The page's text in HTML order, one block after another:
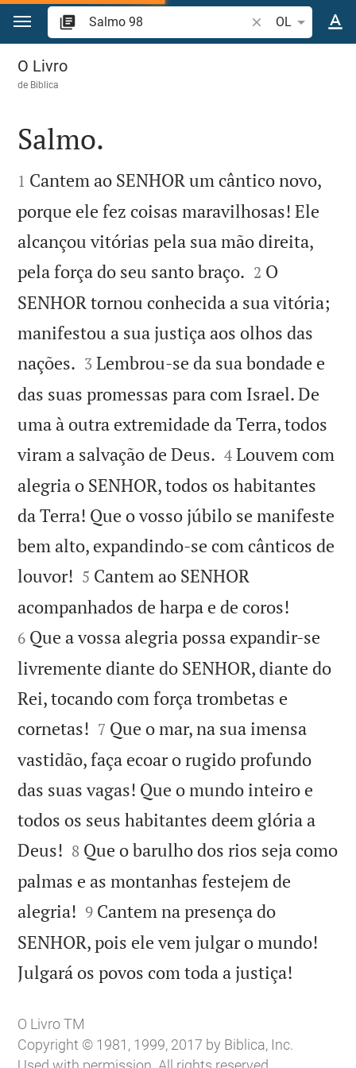
Ir para o conteúdo
Pesquise
OL
Salmo 98
O Livro
de Biblica

Salmo.

1 Cantem ao SENHOR um cântico novo,
porque ele fez coisas maravilhosas! Ele
alcançou vitórias pela sua mão direita,
pela força do seu santo braço. 

2 O
SENHOR tornou conhecida a sua vitória;
manifestou a sua justiça aos olhos das
nações. 

3 Lembrou-se da sua bondade e
das suas promessas para com Israel. De
uma à outra extremidade da Terra, todos
viram a salvação de Deus. 

4 Louvem com
alegria o SENHOR, todos os habitantes
da Terra! Que o vosso júbilo se manifeste
bem alto, expandindo-se com cânticos de
louvor! 

5 Cantem ao SENHOR
acompanhados de harpa e de coros!
6 Que a vossa alegria possa expandir-se
livremente diante do SENHOR, diante do
Rei, tocando com força trombetas e
cornetas! 

7 Que o mar, na sua imensa
vastidão, faça ecoar o rugido profundo
das suas vagas! Que o mundo inteiro e
todos os seus habitantes deem glória a
Deus! 

8 Que o barulho dos rios seja como
palmas e as montanhas festejem de
alegria! 

9 Cantem na presença do
SENHOR, pois ele vem julgar o mundo!
Julgará os povos com toda a justiça!
O Livro TM
Copyright © 1981, 1999, 2017 by Biblica, Inc.